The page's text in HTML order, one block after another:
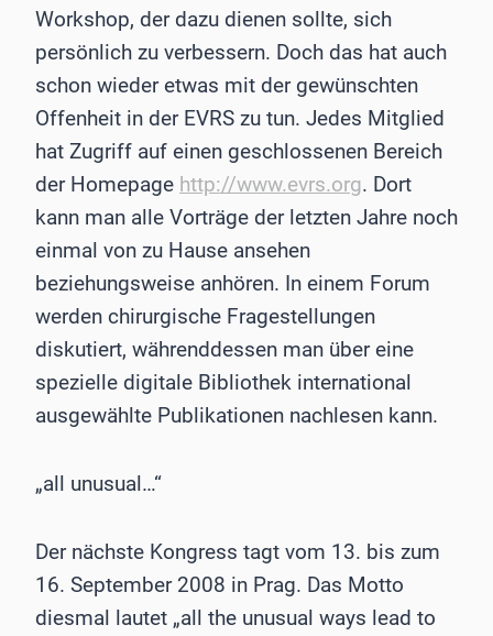
Workshop, der dazu dienen sollte, sich
persönlich zu verbessern. Doch das hat auch
schon wieder etwas mit der gewünschten
Offenheit in der EVRS zu tun. Jedes Mitglied
hat Zugriff auf einen geschlossenen Bereich
der Homepage http://www.evrs.org. Dort
kann man alle Vorträge der letzten Jahre noch
einmal von zu Hause ansehen
beziehungsweise anhören. In einem Forum
werden chirurgische Fragestellungen
diskutiert, währenddessen man über eine
spezielle digitale Bibliothek international
ausgewählte Publikationen nachlesen kann.
„all unusual…“
Der nächste Kongress tagt vom 13. bis zum
16. September 2008 in Prag. Das Motto
diesmal lautet „all the unusual ways lead to